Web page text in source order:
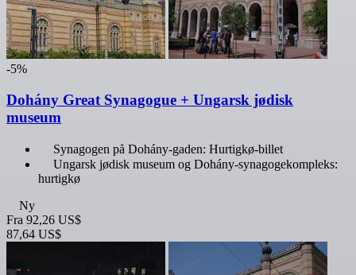
-5%
Dohány Great Synagogue + Ungarsk jødisk
museum
Synagogen på Dohány-gaden: Hurtigkø-billet
Ungarsk jødisk museum og Dohány-synagogekompleks:
hurtigkø
Ny
Fra 92,26 US$
87,64 US$